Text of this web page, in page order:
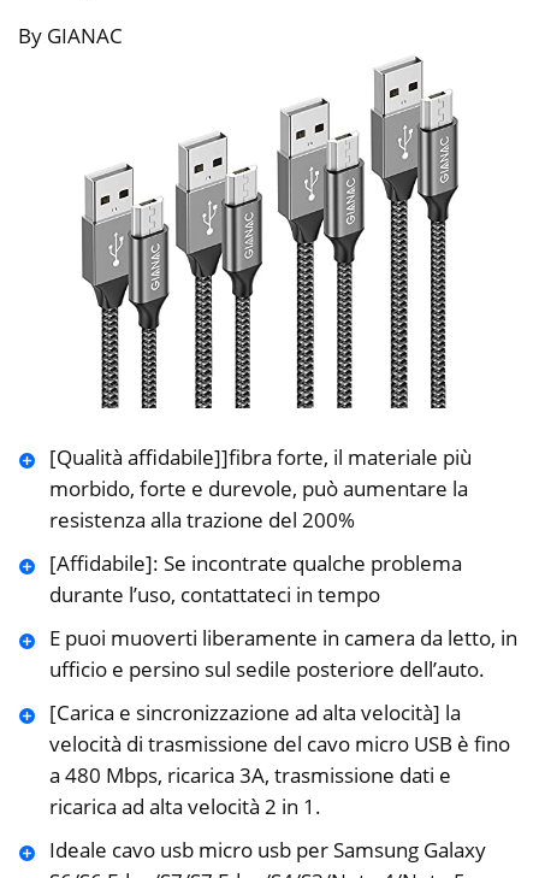
By GIANAC
[Qualità affidabile]]fibra forte, il materiale più
morbido, forte e durevole, può aumentare la
resistenza alla trazione del 200%
[Affidabile]: Se incontrate qualche problema
durante l’uso, contattateci in tempo
E puoi muoverti liberamente in camera da letto, in
ufficio e persino sul sedile posteriore dell’auto.
[Carica e sincronizzazione ad alta velocità] la
velocità di trasmissione del cavo micro USB è fino
a 480 Mbps, ricarica 3A, trasmissione dati e
ricarica ad alta velocità 2 in 1.
Ideale cavo usb micro usb per Samsung Galaxy